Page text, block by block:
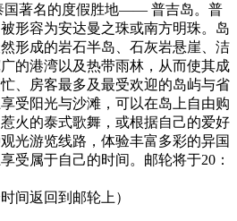
国著名的度假胜地—— 普吉岛。普
形容为安达曼之珠或南方明珠。岛
形成的岩石半岛、石灰岩悬崖、洁
的港湾以及热带雨林，从而使其成
、房客最多及最受欢迎的岛屿与省
受阳光与沙滩，可以在岛上自由购
火的泰式歌舞，或根据自己的爱好
光游览线路，体验丰富多彩的异国
受属于自己的时间。邮轮将于20：
间返回到邮轮上）